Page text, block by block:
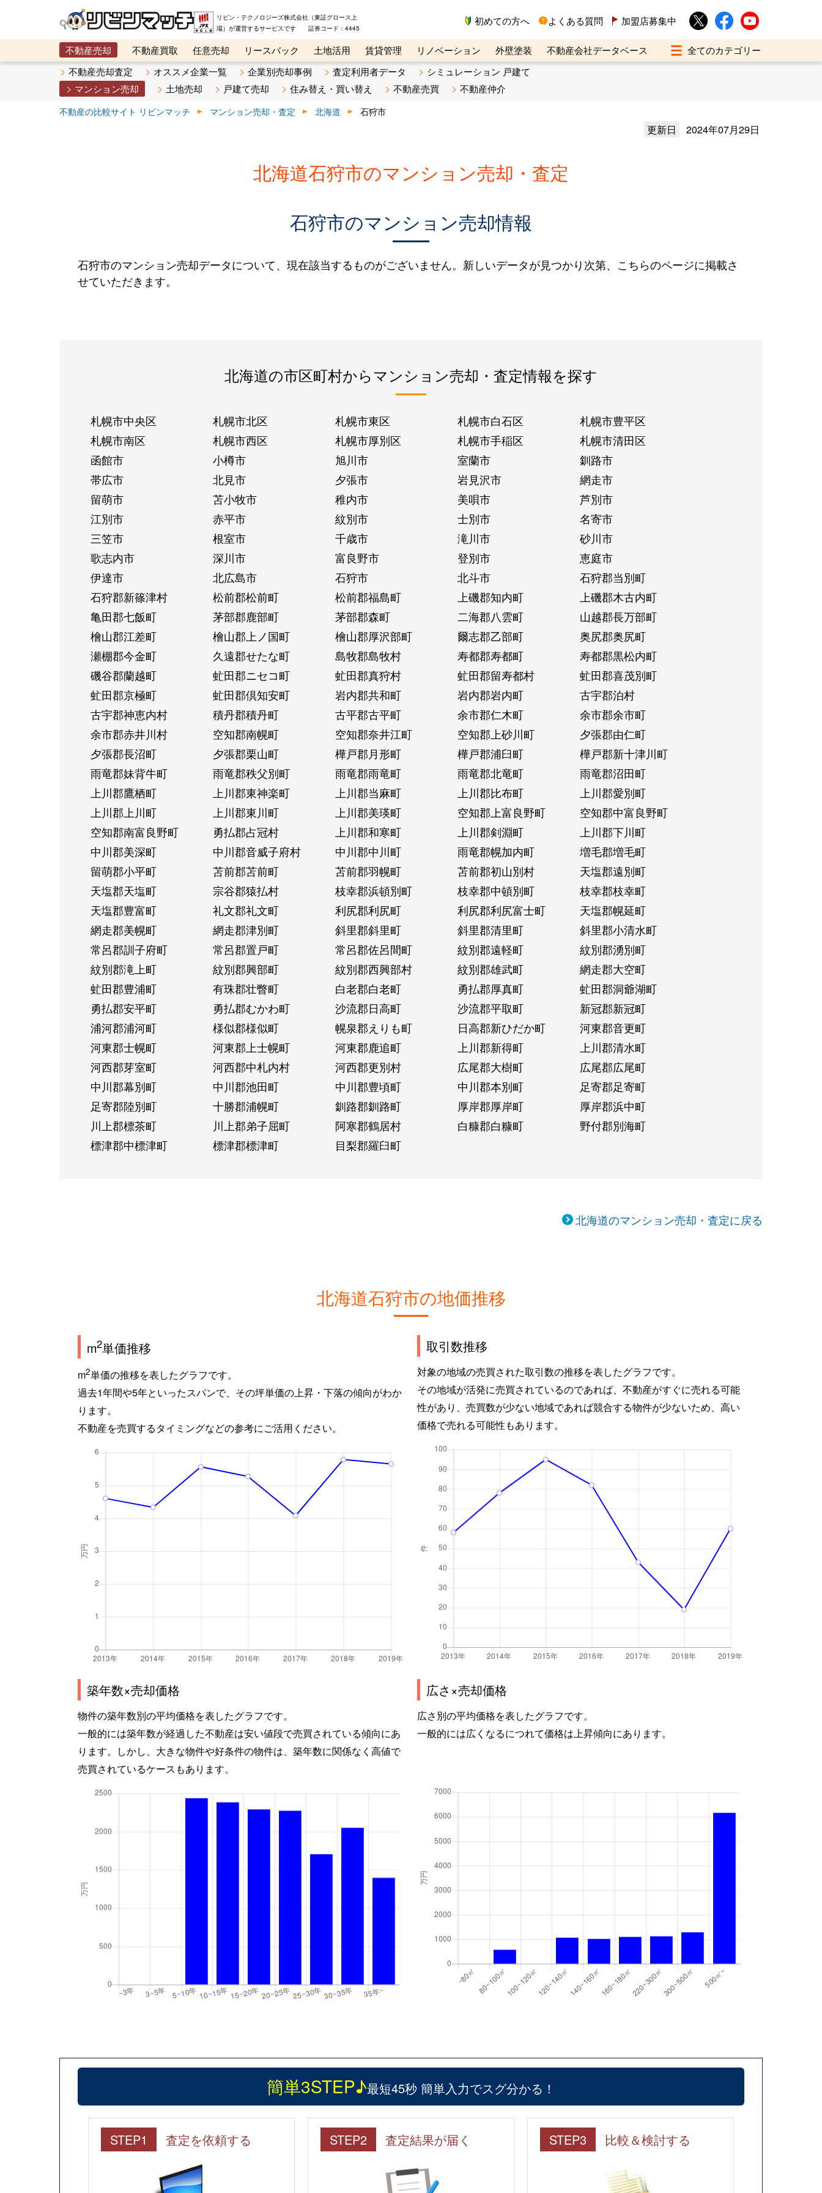
リビン・テクノロジーズ株式会社（東証グロース上
場）が運営するサービスです 証券コード：4445
初めての方へ よくある質問 加盟店募集中
不動産売却 不動産買取 任意売却 リースバック 土地活用 賃貸管理 リノベーション 外壁塗装
不動産会社データベース
メタ住宅展示場
ベスト不動産カンパニー オンライン講座 リビンマガジンBiz 不動産売却ご相談デスク
不動産売却査定 オススメ企業一覧 企業別売却事例 査定利用者データ
シミュレーション 戸建て
マンション売却
土地売却 戸建て売却 住み替え・買い替え 不動産売買 不動産仲介
不動産の比較サイト リビンマッチ マンション売却・査定 北海道 石狩市
更新日 2024年07月29日
北海道石狩市のマンション売却・査定
石狩市のマンション売却情報
石狩市のマンション売却データについて、現在該当するものがございません。新しいデータが見つかり次第、こちらのページに掲載さ
せていただきます。
北海道の市区町村からマンション売却・査定情報を探す
札幌市中央区 札幌市北区 札幌市東区 札幌市白石区
札幌市豊平区
札幌市南区
札幌市西区 札幌市厚別区 札幌市手稲区
札幌市清田区
函館市
小樽市 旭川市 室蘭市
釧路市
帯広市
北見市 夕張市 岩見沢市
網走市
留萌市
苫小牧市 稚内市 美唄市
芦別市
江別市
赤平市 紋別市 士別市
名寄市
三笠市
根室市 千歳市 滝川市
砂川市
歌志内市
深川市 富良野市 登別市
恵庭市
伊達市
北広島市 石狩市 北斗市
石狩郡当別町
石狩郡新篠津村
松前郡松前町 松前郡福島町 上磯郡知内町
上磯郡木古内町
亀田郡七飯町
茅部郡鹿部町 茅部郡森町 二海郡八雲町
山越郡長万部町
檜山郡江差町
檜山郡上ノ国町 檜山郡厚沢部町 爾志郡乙部町
奥尻郡奥尻町
瀬棚郡今金町
久遠郡せたな町 島牧郡島牧村 寿都郡寿都町
寿都郡黒松内町
磯谷郡蘭越町
虻田郡ニセコ町 虻田郡真狩村 虻田郡留寿都村
虻田郡喜茂別町
虻田郡京極町
虻田郡倶知安町 岩内郡共和町 岩内郡岩内町
古宇郡泊村
古宇郡神恵内村
積丹郡積丹町 古平郡古平町 余市郡仁木町
余市郡余市町
余市郡赤井川村
空知郡南幌町 空知郡奈井江町 空知郡上砂川町
夕張郡由仁町
夕張郡長沼町
夕張郡栗山町 樺戸郡月形町 樺戸郡浦臼町
樺戸郡新十津川町
雨竜郡妹背牛町
雨竜郡秩父別町 雨竜郡雨竜町 雨竜郡北竜町
雨竜郡沼田町
上川郡鷹栖町
上川郡東神楽町 上川郡当麻町 上川郡比布町
上川郡愛別町
上川郡上川町
上川郡東川町 上川郡美瑛町 空知郡上富良野町
空知郡中富良野町
空知郡南富良野町
勇払郡占冠村 上川郡和寒町 上川郡剣淵町
上川郡下川町
中川郡美深町
中川郡音威子府村 中川郡中川町 雨竜郡幌加内町
増毛郡増毛町
留萌郡小平町
苫前郡苫前町 苫前郡羽幌町 苫前郡初山別村
天塩郡遠別町
天塩郡天塩町
宗谷郡猿払村 枝幸郡浜頓別町 枝幸郡中頓別町
枝幸郡枝幸町
天塩郡豊富町
礼文郡礼文町 利尻郡利尻町 利尻郡利尻富士町
天塩郡幌延町
網走郡美幌町
網走郡津別町 斜里郡斜里町 斜里郡清里町
斜里郡小清水町
常呂郡訓子府町
常呂郡置戸町 常呂郡佐呂間町 紋別郡遠軽町
紋別郡湧別町
紋別郡滝上町
紋別郡興部町 紋別郡西興部村 紋別郡雄武町
網走郡大空町
虻田郡豊浦町
有珠郡壮瞥町 白老郡白老町 勇払郡厚真町
虻田郡洞爺湖町
勇払郡安平町
勇払郡むかわ町 沙流郡日高町 沙流郡平取町
新冠郡新冠町
浦河郡浦河町
様似郡様似町 幌泉郡えりも町 日高郡新ひだか町
河東郡音更町
河東郡士幌町
河東郡上士幌町 河東郡鹿追町 上川郡新得町
上川郡清水町
河西郡芽室町
河西郡中札内村 河西郡更別村 広尾郡大樹町
広尾郡広尾町
中川郡幕別町
中川郡池田町 中川郡豊頃町 中川郡本別町
足寄郡足寄町
足寄郡陸別町
十勝郡浦幌町 釧路郡釧路町 厚岸郡厚岸町
厚岸郡浜中町
川上郡標茶町
川上郡弟子屈町 阿寒郡鶴居村 白糠郡白糠町
野付郡別海町
標津郡中標津町
標津郡標津町 目梨郡羅臼町
北海道のマンション売却・査定に戻る
北海道石狩市の地価推移
m2単価推移
m2単価の推移を表したグラフです。
過去1年間や5年といったスパンで、その坪単価の上昇・下落の傾向がわか
ります。
不動産を売買するタイミングなどの参考にご活用ください。
取引数推移
対象の地域の売買された取引数の推移を表したグラフです。
その地域が活発に売買されているのであれば、不動産がすぐに売れる可能
性があり、売買数が少ない地域であれば競合する物件が少ないため、高い
価格で売れる可能性もあります。
築年数×売却価格
物件の築年数別の平均価格を表したグラフです。
一般的には築年数が経過した不動産は安い値段で売買されている傾向にあ
ります。しかし、大きな物件や好条件の物件は、築年数に関係なく高値で
売買されているケースもあります。
広さ×売却価格
広さ別の平均価格を表したグラフです。
一般的には広くなるにつれて価格は上昇傾向にあります。
簡単3STEP♪最短45秒 簡単入力でスグ分かる！
STEP1 査定を依頼する STEP2 査定結果が届く STEP3 比較＆検討する